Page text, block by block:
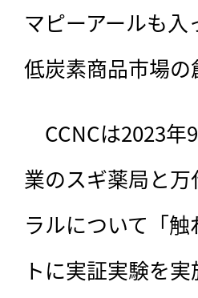
マピーアールも
低炭素商品市場の
CCNCは2023年
業のスギ薬局と
ラルについて「
トに実証実験を